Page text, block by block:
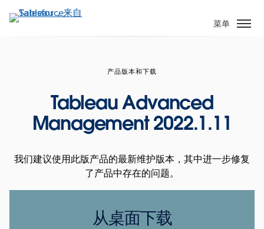
转
菜单
产品版本和下载
Tableau Advanced
Management 2022.1.11
我们建议使用此版产品的最新维护版本，其中进一步修复
了产品中存在的问题。
从桌面下载